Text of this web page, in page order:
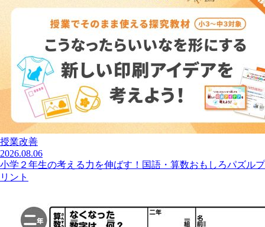
授業改善
2026.08.06
小学２年生の考える力を伸ばす！国語・算数おもしろパズルプ
リント